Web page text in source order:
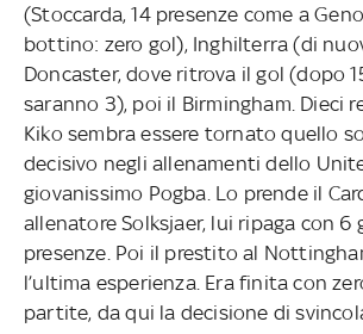
(Stoccarda, 14 presenze come a
bottino: zero gol), Inghilterra (di
Doncaster, dove ritrova il gol (dopo
saranno 3), poi il Birmingham. Dieci
Kiko sembra essere tornato quello
decisivo negli allenamenti dello
giovanissimo Pogba. Lo prende il
allenatore Solksjaer, lui ripaga con 6
presenze. Poi il prestito al
l’ultima esperienza. Era finita con
partite, da qui la decisione di